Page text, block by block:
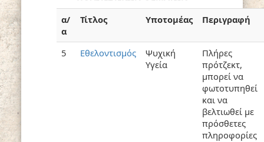
α/
α
Τίτλος Υποτομέας Περιγραφή
5 Εθελοντισμός
Ψυχική
Υγεία
Πλήρες
πρότζεκτ,
μπορεί να
φωτοτυπηθεί
και να
βελτιωθεί με
πρόσθετες
πληροφορίες